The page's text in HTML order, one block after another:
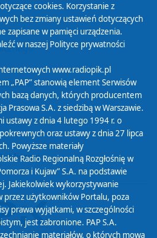
cookies. Korzystanie z
bez zmiany ustawień dotyczących
zapisane w pamięci urządzenia.
w naszej Polityce prywatności
www.radiopik.pl
„PAP” stanowią element Serwisów
bazą danych, których producentem
Prasowa S.A. z siedzibą w Warszawie.
ustawy z dnia 4 lutego 1994 r. o
oraz ustawy z dnia 27 lipca
Powyższe materiały
Radio Regionalną Rozgłośnię w
i Kujaw” S.A. na podstawie
Jakiekolwiek wykorzystywanie
przez użytkowników Portalu, poza
prawa wyjątkami, w szczególności
jest zabronione. PAP S.A.
materiałów, o których mowa